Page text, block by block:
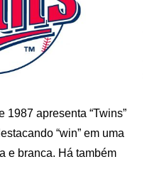
1987 apresenta “Twins”
“win” em uma
e branca. Há também